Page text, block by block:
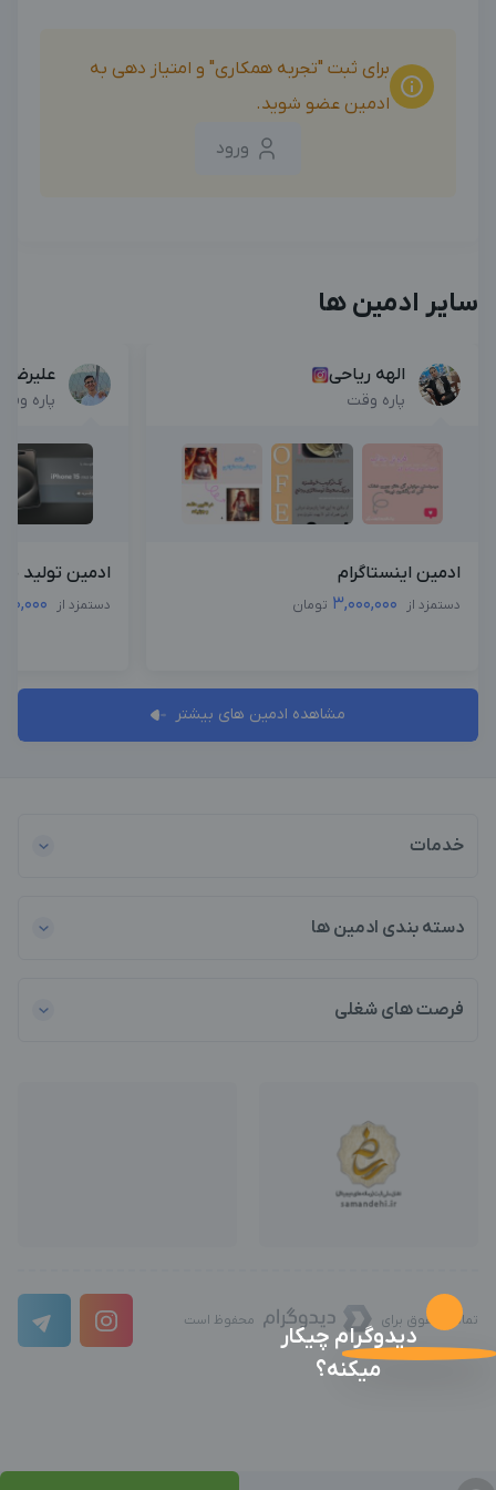
برای ثبت "تجربه همکاری" و امتیاز دهی به
ادمین عضو شوید.
ورود
سایر ادمین ها
الهه ریاحی
پاره وقت
ادمین اینستاگرام
دستمزد از 3,000,000 تومان
علیرضا
پاره
ادمین تولید
دستمزد از
مشاهده ادمین های بیشتر
خدمات
دسته بندی ادمین ها
فرصت های شغلی
تمامی حقوق برای محفوظ است
دیدوگرام چیکار
میکنه؟